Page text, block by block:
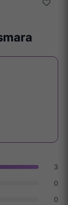
3
0
0